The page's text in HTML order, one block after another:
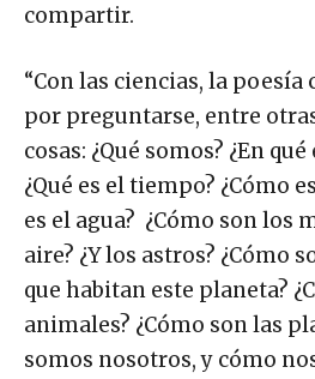
compartir.
“Con las ciencias, la
por preguntarse, entre
cosas: ¿Qué somos? ¿En
¿Qué es el tiempo? ¿Cómo
es el agua? ¿Cómo son los
aire? ¿Y los astros? ¿Cómo
que habitan este planeta?
animales? ¿Cómo son las
somos nosotros, y cómo